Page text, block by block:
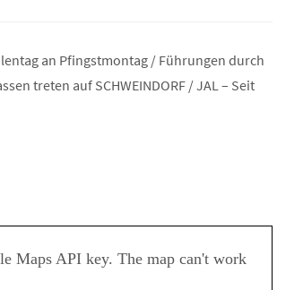
an Pfingstmontag / Führungen durch
treten auf SCHWEINDORF / JAL – Seit
Maps API key. The map can't work